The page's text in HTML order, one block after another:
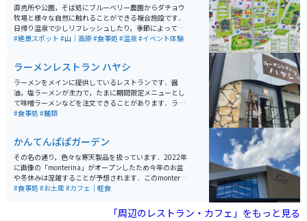
直売所や公園，そば処にブルーベリー農園からダチョウ
牧場と様々な自然に触れることができる複合施設です．
日帰り温泉で少しリフレッシュしたり，季節によっては
果物や野菜の収穫体験ができたり，キックバイク体験コ
#絶景スポット #山｜高原#食事処 #温泉#イベント体験
ラーメンレストラン ハヤシ
ラーメンをメインに提供しているレストランです．醤
油，塩ラーメンが主力で，たまに期間限定メニューとし
て味噌ラーメンなどを注文できることがあります．ラー
メン屋としては珍しく，味の濃さの調節ができます．醤
がInstagramをやっているので，リアルタイムに近いお
店の情報を得ることができます．
#食事処 #麺類
かんてんぱぱガーデン
その名の通り，色々な寒天製品を扱っています．2022年
に画像の「monterina」がオープンしたため今年のお盆
や冬休みは混雑することが予想されます．このmonterin
aは，寒天に限らず，全国の珍味や長野県の地酒(日本酒)
と思います．地方の意外な珍味に出会えるかもしれませ
#食事処 #お土産#カフェ｜軽食
「周辺のレストラン・カフェ」をもっと見る